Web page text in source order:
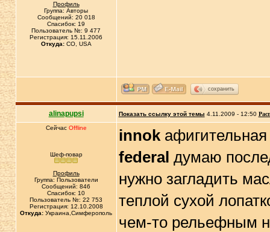
Профиль
Группа: Авторы
Сообщений: 20 018
Спасибок: 19
Пользователь №: 9 477
Регистрация: 15.11.2006
Откуда:CO, USA
сохранить
alinapupsi Показать ссылку этой темы 4.11.2009 - 12:50
Сейчас Offline
Шеф-повар
Профиль
Группа: Пользователи
Сообщений: 846
Спасибок: 10
Пользователь №: 22 753
Регистрация: 12.10.2008
Откуда: Украина,Симферополь
innok
federal думаю
нужно загладить
теплой сухой
чем-то рельефным